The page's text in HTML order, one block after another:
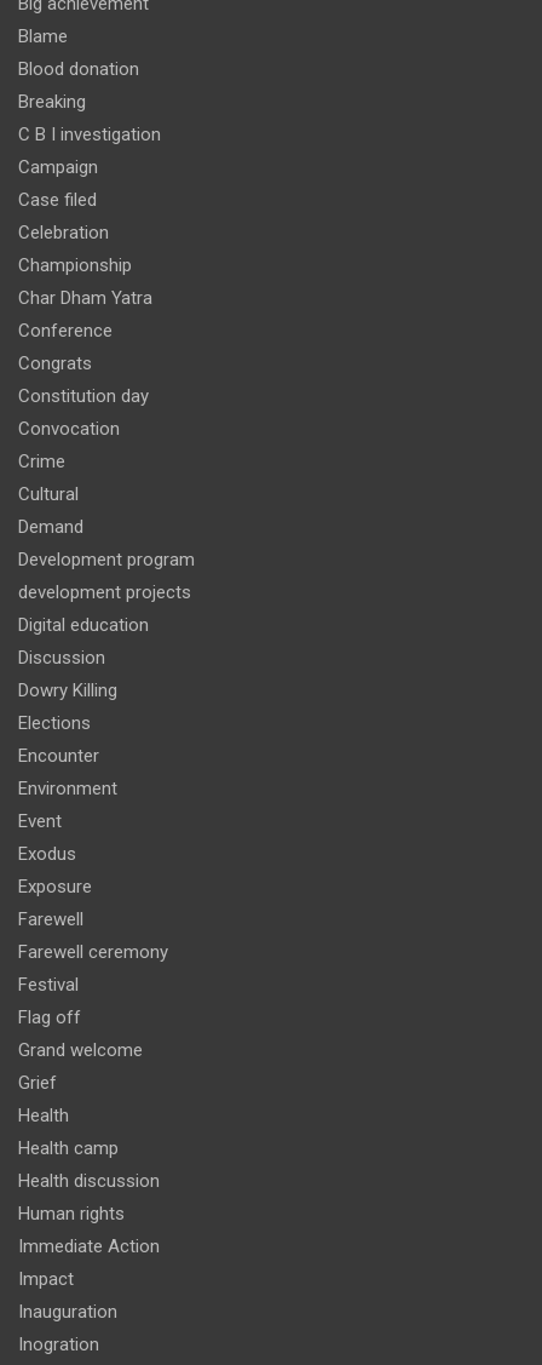
Blame
Blood donation
Breaking
C B I investigation
Campaign
Case filed
Celebration
Championship
Char Dham Yatra
Conference
Congrats
Constitution day
Convocation
Crime
Cultural
Demand
Development program
development projects
Digital education
Discussion
Dowry Killing
Elections
Encounter
Environment
Event
Exodus
Exposure
Farewell
Farewell ceremony
Festival
Flag off
Grand welcome
Grief
Health
Health camp
Health discussion
Human rights
Immediate Action
Impact
Inauguration
Inogration